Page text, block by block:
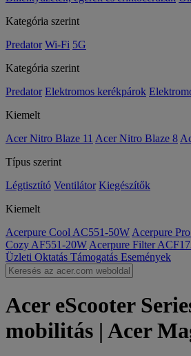
Kategória szerint
Predator Wi-Fi 5G
Kategória szerint
Predator Elektromos kerékpárok
Kiemelt
Acer Nitro Blaze 11 Acer Nitro Blaze 8
Típus szerint
Légtisztító Ventilátor Kiegészítők
Kiemelt
Acerpure Cool AC551-50W Acerpure
Cozy AF551-20W Acerpure Filter
Üzleti Oktatás Támogatás Események
Acer eScooter
mobilitás | Acer